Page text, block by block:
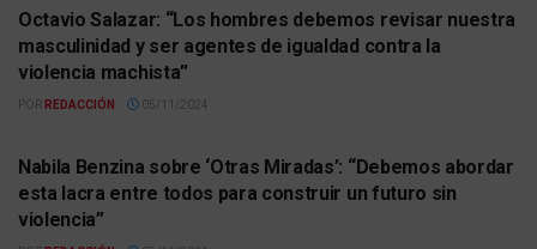
Octavio Salazar: “Los hombres debemos revisar nuestra
masculinidad y ser agentes de igualdad contra la
violencia machista”
POR REDACCIÓN 05/11/2024
Nabila Benzina sobre ‘Otras Miradas’: “Debemos abordar
esta lacra entre todos para construir un futuro sin
violencia”